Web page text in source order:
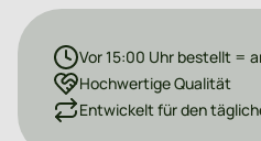
Vor 15:00 Uhr bestellt =
Hochwertige Qualität
Entwickelt für den